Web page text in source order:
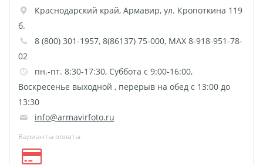
Печать на баннере
Фотообои
пленке
Рекламные конструкции
Напольная графика
Широкоформатное
ламинирование
Изготовление баннеров
Краснодарский край, Армавир, ул. Кропоткина 119
б.
8 (800) 301-1957, 8(86137) 75-000, MAX 8-918-951-78-
02
пн.-пт. 8:30-17:30, Суббота с 9:00-16:00,
Воскресенье выходной , перерыв на обед с 13:00 до
13:30
info@armavirfoto.ru
Варианты оплаты